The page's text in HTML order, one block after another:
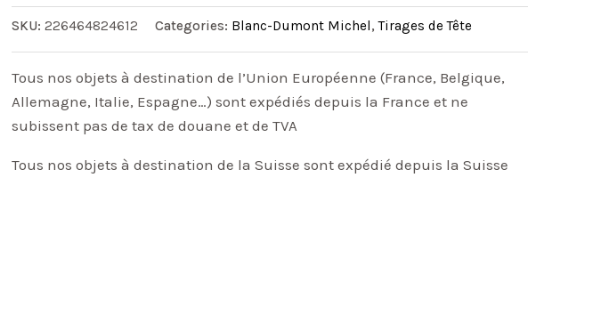
SKU: 226464824612 Categories: Blanc-Dumont Michel,Tirages de Tête
Tous nos objets à destination de l’Union Européenne (France, Belgique,
Allemagne, Italie, Espagne…) sont expédiés depuis la France et ne
subissent pas de tax de douane et de TVA
Tous nos objets à destination de la Suisse sont expédié depuis la Suisse